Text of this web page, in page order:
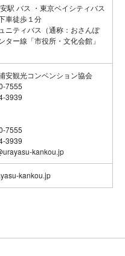
駅 バス ・東京ベイシティバス
車徒歩１分
ニティバス（通称：おさんぽ
ター線「市役所・文化会館」
安観光コンベンション協会
7555
3939
7555
3939
kankou.jp
kankou.jp